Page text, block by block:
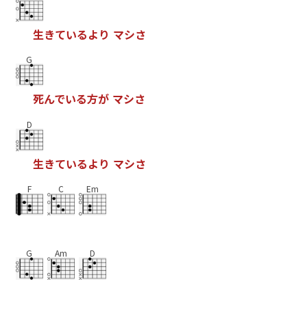
生きているよ り マシさ
G
死んでいる方が マシさ
D
生きているよ り マシさ
F C Em
G Am D